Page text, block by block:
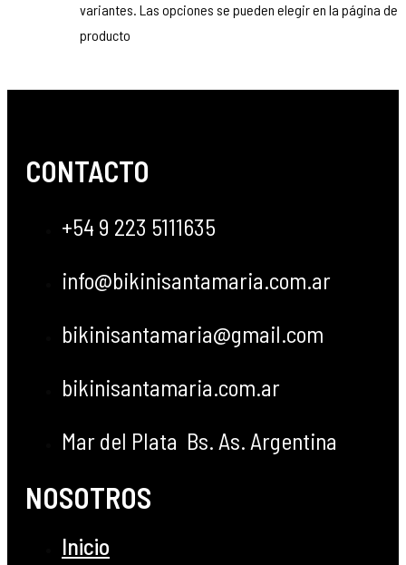
variantes. Las opciones se pueden elegir en la página de
producto
CONTACTO
+54 9 223 5111635
info@bikinisantamaria.com.ar
bikinisantamaria@gmail.com
bikinisantamaria.com.ar
Mar del Plata Bs. As. Argentina
NOSOTROS
Inicio